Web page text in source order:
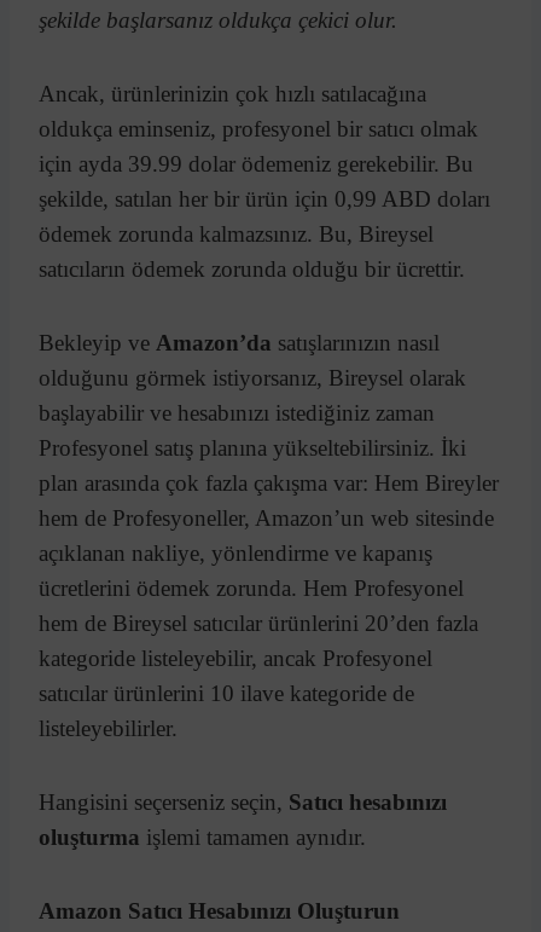
şekilde başlarsanız oldukça çekici olur.
Ancak, ürünlerinizin çok hızlı satılacağına
oldukça eminseniz, profesyonel bir satıcı olmak
için ayda 39.99 dolar ödemeniz gerekebilir. Bu
şekilde, satılan her bir ürün için 0,99 ABD doları
ödemek zorunda kalmazsınız. Bu, Bireysel
satıcıların ödemek zorunda olduğu bir ücrettir.
Bekleyip ve Amazon’da satışlarınızın nasıl
olduğunu görmek istiyorsanız, Bireysel olarak
başlayabilir ve hesabınızı istediğiniz zaman
Profesyonel satış planına yükseltebilirsiniz. İki
plan arasında çok fazla çakışma var: Hem Bireyler
hem de Profesyoneller, Amazon’un web sitesinde
açıklanan nakliye, yönlendirme ve kapanış
ücretlerini ödemek zorunda. Hem Profesyonel
hem de Bireysel satıcılar ürünlerini 20’den fazla
kategoride listeleyebilir, ancak Profesyonel
satıcılar ürünlerini 10 ilave kategoride de
listeleyebilirler.
Hangisini seçerseniz seçin, Satıcı hesabınızı
oluşturma işlemi tamamen aynıdır.
Amazon Satıcı Hesabınızı Oluşturun